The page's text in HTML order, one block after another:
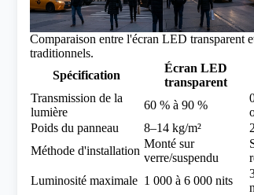
Comparaison entre l'écran LED transparent
traditionnels.
Spécification
Écran LED
transparent
Transmission de la
lumière
60 % à 90 %
Poids du panneau
8–14 kg/m²
Méthode d'installation
Monté sur
verre/suspendu
Luminosité maximale 1 000 à 6 000 nits